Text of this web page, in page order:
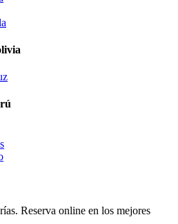
Reserva online en los mejores